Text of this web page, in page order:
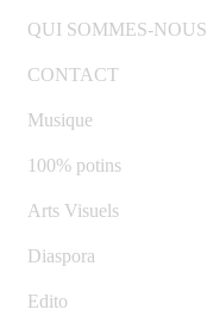
QUI SOMMES-NOUS
CONTACT
Musique
100% potins
Arts Visuels
Diaspora
Edito